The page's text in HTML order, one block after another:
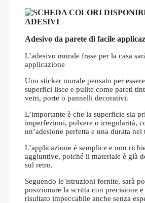
Adesivo da parete di facile
L’adesivo murale frase per la casa
applicazione
Uno sticker murale pensato per
superfici lisce e pulite come pareti
vetri, porte o pannelli decorativi.
L’importante è che la superficie sia
imperfezioni, polvere o irregolarità,
un’adesione perfetta e una durata nel
L’applicazione è semplice e non
aggiuntive, poiché il materiale è già
sul retro.
Seguendo le istruzioni fornite, sarà
posizionare la scritta con precisione e
risultato impeccabile anche senza